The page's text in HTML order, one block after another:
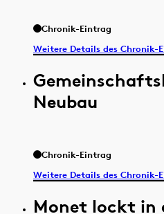
Chronik-Eintrag
Weitere Details des Chronik-
Neubau
Chronik-Eintrag
Weitere Details des Chronik-
Monet lockt in